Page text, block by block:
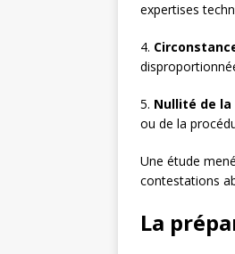
expertises
4.
5. Nullité de la
ou de la
Une étude
contestations
La